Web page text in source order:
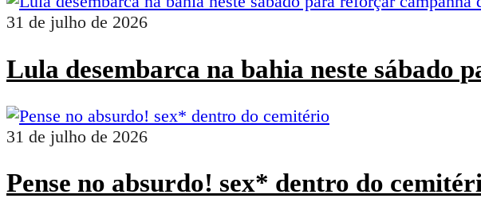
31 de julho de 2026
Lula desembarca na bahia neste sábado
31 de julho de 2026
Pense no absurdo! sex* dentro do